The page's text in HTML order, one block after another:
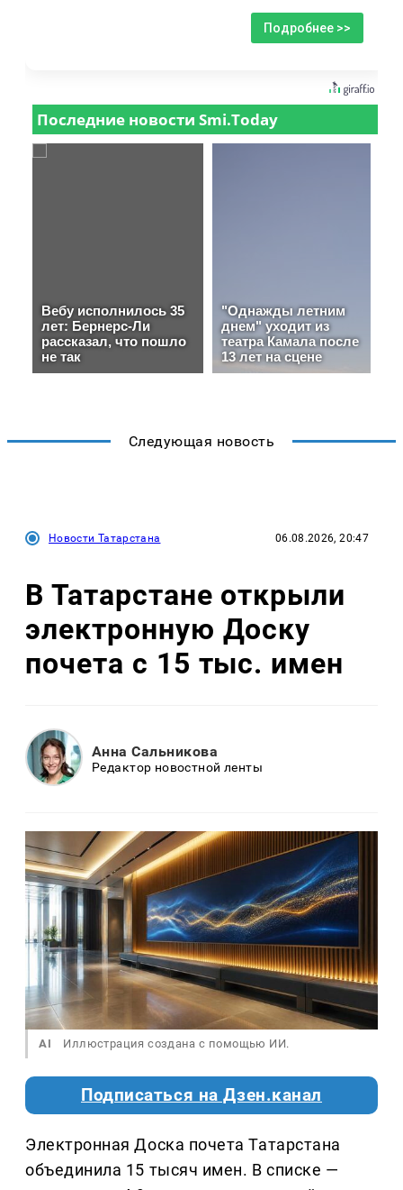
Подробнее >>
Следующая новость
Новости Татарстана 06.08.2026, 20:47
В Татарстане открыли
электронную Доску
почета с 15 тыс. имен
Анна Сальникова
Редактор новостной ленты
AI Иллюстрация создана с помощью ИИ.
Подписаться на Дзен.канал
Электронная Доска почета Татарстана
объединила 15 тысяч имен. В списке —